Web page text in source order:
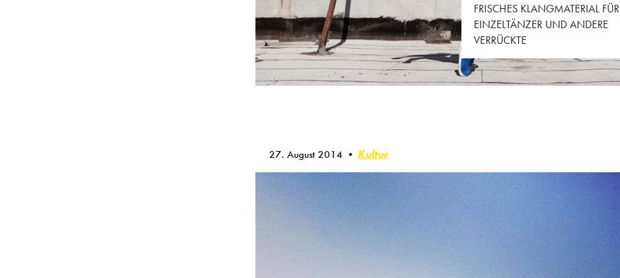
FRISCHES KLANGMATERIAL FÜR
EINZELTÄNZER UND ANDERE
VERRÜCKTE
27. August 2014 Kultur